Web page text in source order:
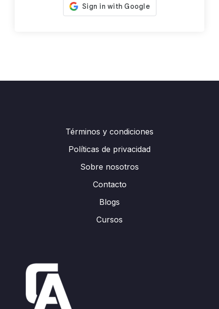
Términos y condiciones
Políticas de privacidad
Sobre nosotros
Contacto
Blogs
Cursos